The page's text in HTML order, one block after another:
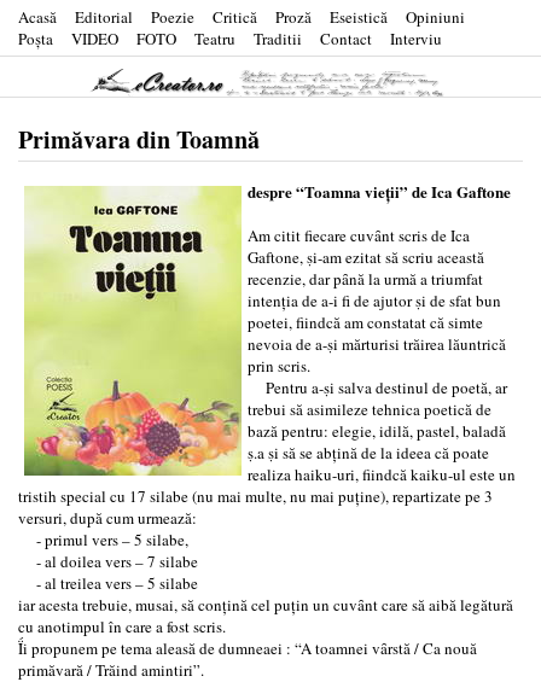
Acasă Editorial Poezie Critică Proză Eseistică
Opiniuni
Poşta
VIDEO FOTO Teatru Traditii Contact Interviu
Primăvara din Toamnă
despre “Toamna vieţii” de Ica Gaftone
Am citit fiecare cuvȃnt scris de Ica
Gaftone, ṣi-am ezitat să scriu această
recenzie, dar pȃnă la urmă a triumfat
intenţia de a-i fi de ajutor ṣi de sfat bun
poetei, fiindcă am constatat că simte
nevoia de a-ṣi mărturisi trăirea lăuntrică
prin scris.
Pentru a-ṣi salva destinul de poetă, ar
trebui să asimileze tehnica poetică de
bază pentru: elegie, idilă, pastel, baladă
ṣ.a ṣi să se abţină de la ideea că poate
realiza haiku-uri, fiindcă kaiku-ul este un
tristih special cu 17 silabe (nu mai multe, nu mai puţine), repartizate pe 3
versuri, după cum urmează:
- primul vers – 5 silabe,
- al doilea vers – 7 silabe
- al treilea vers – 5 silabe
iar acesta trebuie, musai, să conţină cel puţin un cuvȃnt care să aibă legătură
cu anotimpul în care a fost scris.
Ḯi propunem pe tema aleasă de dumneaei : “A toamnei vȃrstă / Ca nouă
primăvară / Trăind amintiri”.